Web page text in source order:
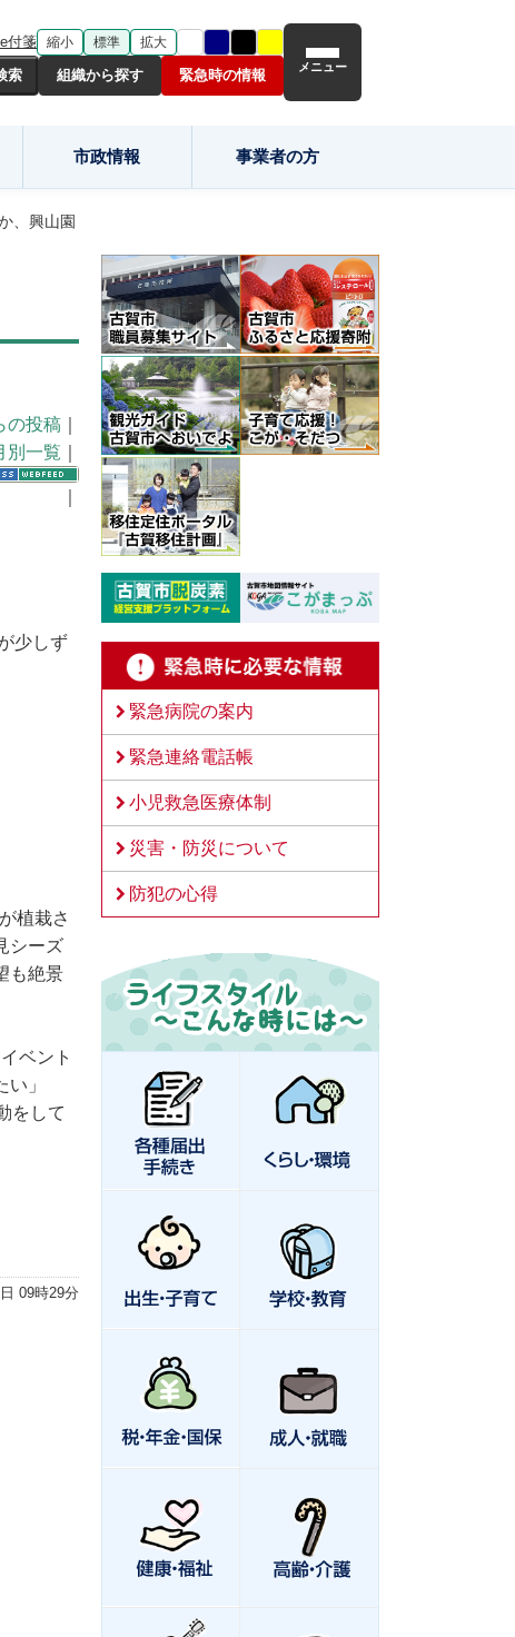
付箋 縮小 標準 拡大
組織から探す 緊急時の情報 メニュー
市政情報 事業者の方
、興山園
の投稿
別一覧
少しず
植栽さ
シーズ
も絶景
ベント
」
をして
09時29分
緊急病院の案内
緊急連絡電話帳
小児救急医療体制
災害・防災について
防犯の心得